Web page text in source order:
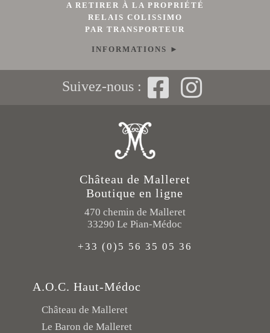
A RETIRER À LA PROPRIÉTÉ
RELAIS COLISSIMO
PAR TRANSPORTEUR
INFORMATIONS ►
Suivez-nous :
Château de Malleret
Boutique en ligne
470 chemin de Malleret
33290 Le Pian-Médoc
+33 (0)5 56 35 05 36
A.O.C. Haut-Médoc
Château de Malleret
Le Baron de Malleret